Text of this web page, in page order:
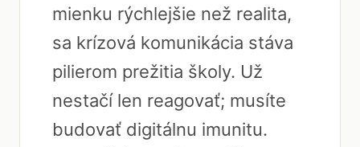
mienku rýchlejšie než realita,
sa krízová komunikácia stáva
pilierom prežitia školy. Už
nestačí len reagovať; musíte
budovať digitálnu imunitu.